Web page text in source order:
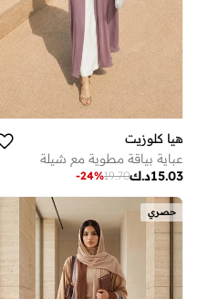
هيا كلوزيت
عباية بياقة مطوية مع شيلة
د.ك15.03
19.70
-24%
حصري